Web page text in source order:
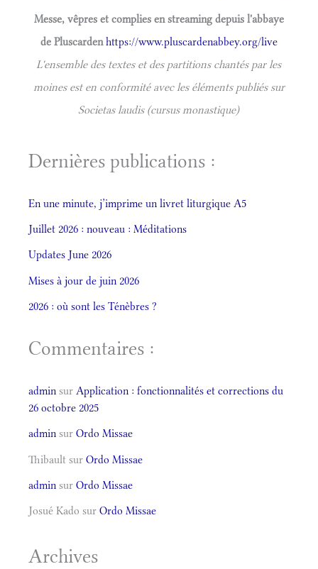
Messe, vêpres et complies en streaming depuis l'abbaye
de Pluscardenhttps://www.pluscardenabbey.org/live
L'ensemble des textes et des partitions chantés par les
moines est en conformité avec les éléments publiés sur
Societas laudis (cursus monastique)
Dernières publications :
En une minute, j’imprime un livret liturgique A5
Juillet 2026 : nouveau : Méditations
Updates June 2026
Mises à jour de juin 2026
2026 : où sont les Ténèbres ?
Commentaires :
admin sur Application : fonctionnalités et corrections du
26 octobre 2025
admin sur Ordo Missae
Thibault sur Ordo Missae
admin sur Ordo Missae
Josué Kado sur Ordo Missae
Archives